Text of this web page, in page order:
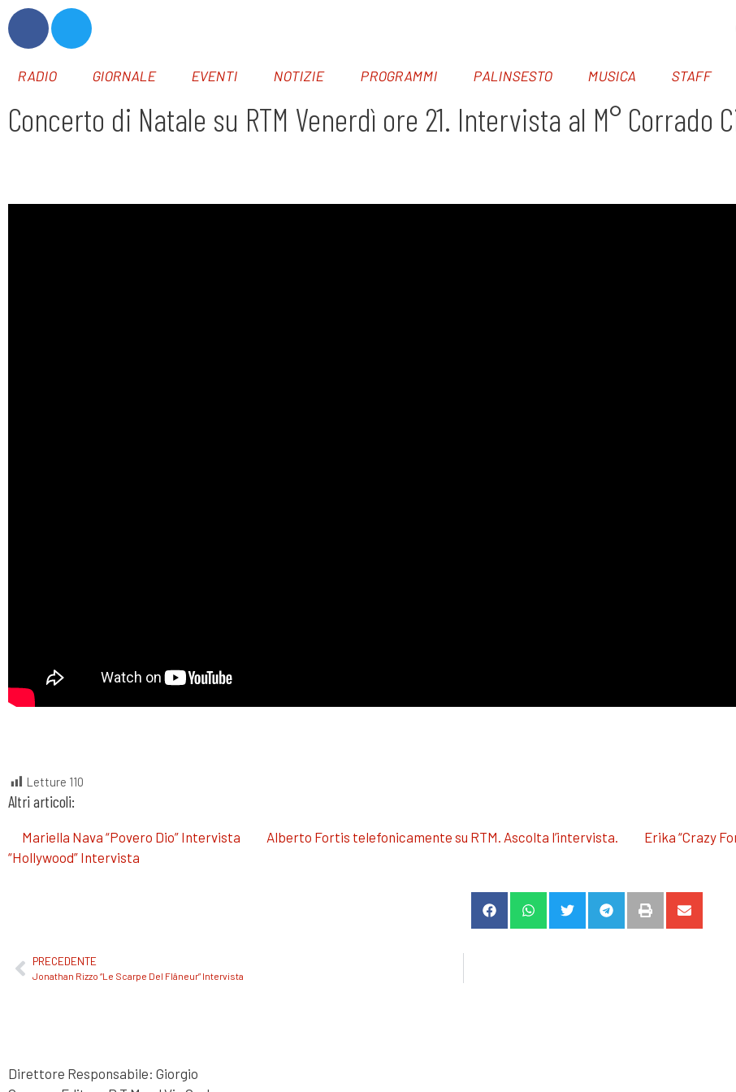
RADIO GIORNALE EVENTI NOTIZIE PROGRAMMI PALINSESTO MUSICA STAFF
Concerto di Natale su RTM Venerdì ore 21. Intervista al M° Corrado
Letture 110
Altri articoli:
Mariella Nava “Povero Dio” Intervista Alberto Fortis telefonicamente su RTM. Ascolta l’intervista. Erika “Crazy
“Hollywood” Intervista
PRECEDENTE
Jonathan Rizzo “Le Scarpe Del Flâneur” Intervista
Direttore Responsabile: Giorgio